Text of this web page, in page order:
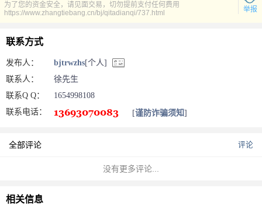
为了您的资金安全，请见面交易，切勿提前支付任何费用
举报
https://www.zhangtiebang.cn/bj/qitadianqi/737.html
联系方式
发布人： bjtrwzhs[个人]
联系人：
徐先生
联系Q Q：
1654998108
联系电话：
[谨防诈骗须知]
全部评论 评论
没有更多评论...
相关信息